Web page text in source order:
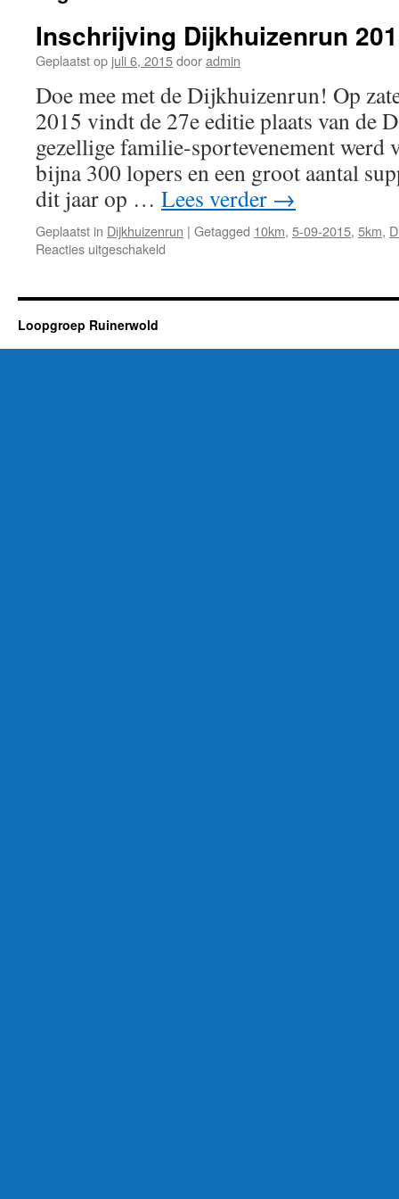
Inschrijving Dijkhuizenrun
Geplaatst op juli 6, 2015dooradmin
Doe mee met de Dijkhuizenrun! Op
2015 vindt de 27e editie plaats van de
gezellige familie-sportevenement werd
bijna 300 lopers en een groot aantal
dit jaar op … Lees verder →
Geplaatst in Dijkhuizenrun | Getagged 10km, 5-09-2015, 5km,
Reacties uitgeschakeld
2015
Loopgroep Ruinerwold